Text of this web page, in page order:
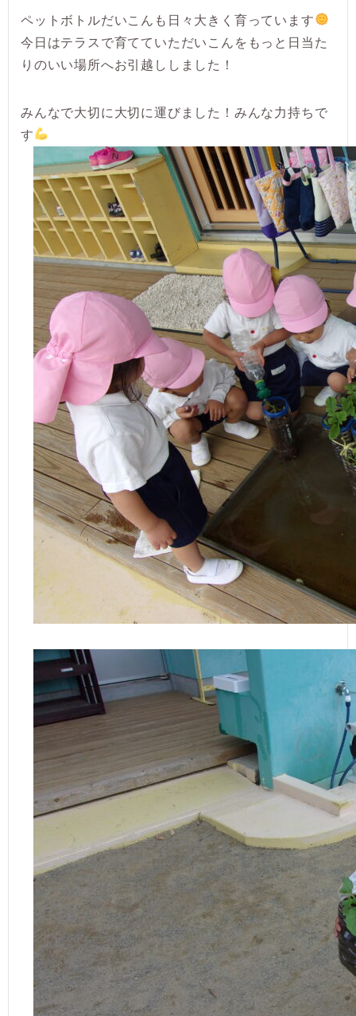
ペットボトルだいこんも日々大きく育っています
今日はテラスで育てていただいこんをもっと日当た
りのいい場所へお引越ししました！
みんなで大切に大切に運びました！みんな力持ちで
す